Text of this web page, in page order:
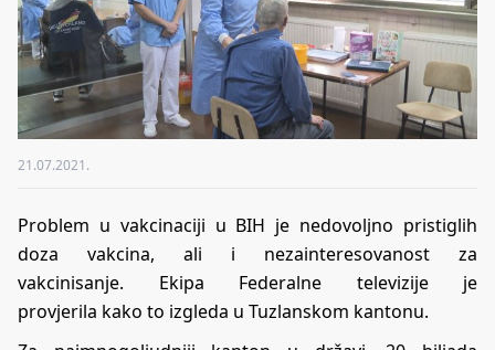
21.07.2021.
Problem u vakcinaciji u BIH je nedovoljno pristiglih
doza vakcina, ali i nezainteresovanost za
vakcinisanje. Ekipa Federalne televizije
je
provjerila kako to izgleda u Tuzlanskom kantonu.